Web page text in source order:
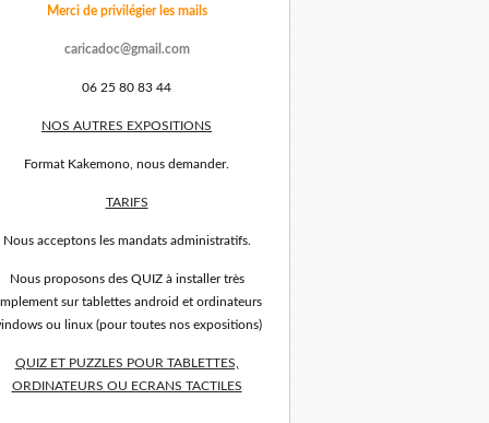
Merci de privilégier les mails
caricadoc@gmail.com
06 25 80 83 44
NOS AUTRES EXPOSITIONS
Format Kakemono, nous demander.
TARIFS
Nous acceptons les mandats administratifs.
Nous proposons des QUIZ à installer très
sur tablettes android et ordinateurs
ou linux (pour toutes nos expositions)
QUIZ ET PUZZLES POUR TABLETTES,
ORDINATEURS OU ECRANS TACTILES